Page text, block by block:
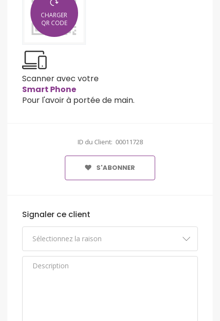
CHARGER
QR CODE
Scanner avec votre
Smart Phone
Pour l'avoir à portée de main.
ID du Client: 00011728
S'ABONNER
Signaler ce client